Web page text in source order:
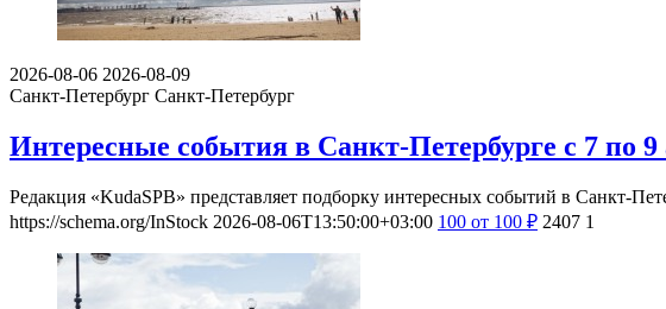
2026-08-06 2026-08-09
Санкт-Петербург Санкт-Петербург
Интересные события в Санкт-Петербурге с 7 по 9
Редакция «KudaSPB» представляет подборку интересных событий в Санкт-
https://schema.org/InStock 2026-08-06T13:50:00+03:00 100 от 100 ₽ 2407 1